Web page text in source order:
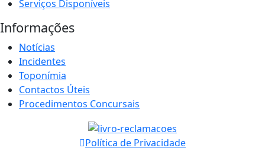
Serviços Disponíveis
Informações
Notícias
Incidentes
Toponímia
Contactos Úteis
Procedimentos Concursais
Política de Privacidade